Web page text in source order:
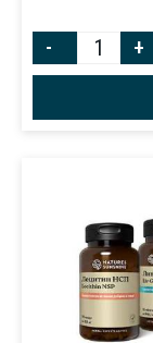
- +